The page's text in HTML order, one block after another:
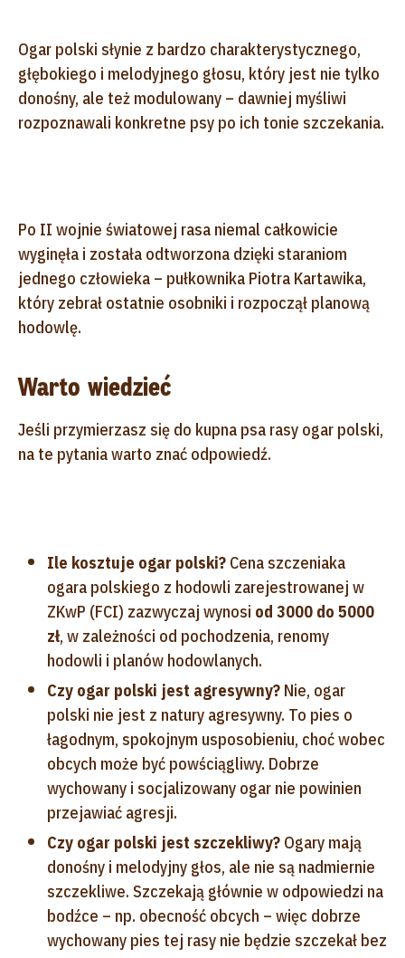
Ogar polski słynie z bardzo charakterystycznego,
głębokiego i melodyjnego głosu, który jest nie tylko
donośny, ale też modulowany – dawniej myśliwi
rozpoznawali konkretne psy po ich tonie szczekania.
Po II wojnie światowej rasa niemal całkowicie
wyginęła i została odtworzona dzięki staraniom
jednego człowieka – pułkownika Piotra Kartawika,
który zebrał ostatnie osobniki i rozpoczął planową
hodowlę.
Warto wiedzieć
Jeśli przymierzasz się do kupna psa rasy ogar polski,
na te pytania warto znać odpowiedź.
Ile kosztuje ogar polski? Cena szczeniaka
ogara polskiego z hodowli zarejestrowanej w
ZKwP (FCI) zazwyczaj wynosi od 3000 do 5000
zł, w zależności od pochodzenia, renomy
hodowli i planów hodowlanych.
Czy ogar polski jest agresywny? Nie, ogar
polski nie jest z natury agresywny. To pies o
łagodnym, spokojnym usposobieniu, choć wobec
obcych może być powściągliwy. Dobrze
wychowany i socjalizowany ogar nie powinien
przejawiać agresji.
Czy ogar polski jest szczekliwy? Ogary mają
donośny i melodyjny głos, ale nie są nadmiernie
szczekliwe. Szczekają głównie w odpowiedzi na
bodźce – np. obecność obcych – więc dobrze
wychowany pies tej rasy nie będzie szczekał bez